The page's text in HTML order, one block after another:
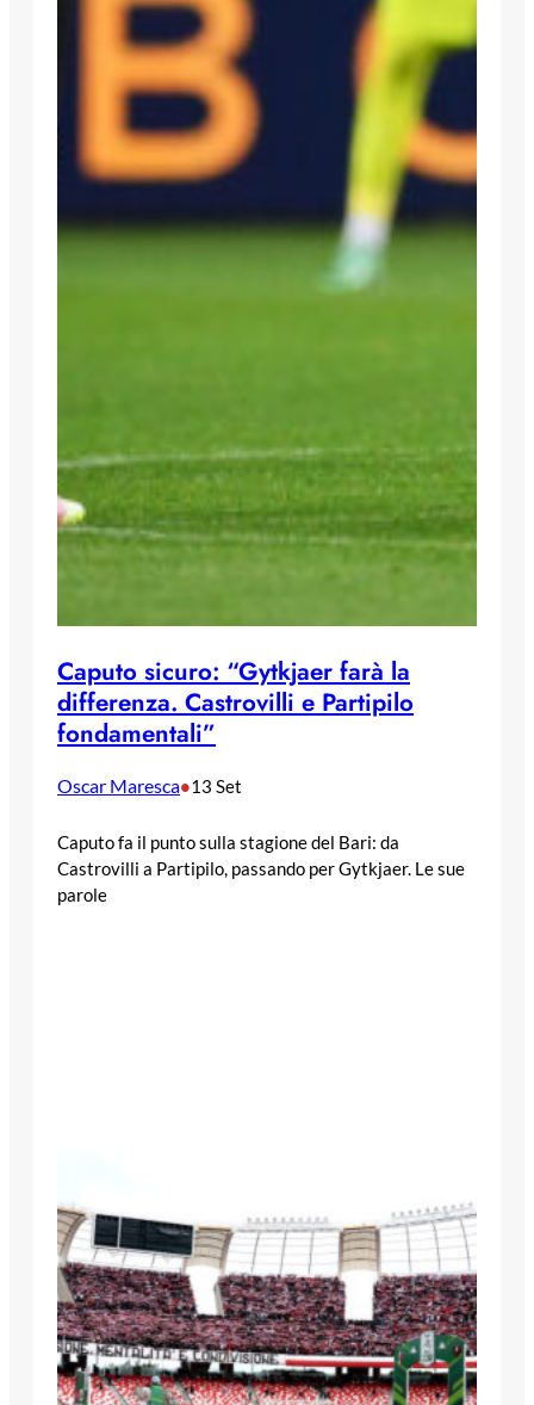
Caputo sicuro: “Gytkjaer farà la
differenza. Castrovilli e Partipilo
fondamentali”
Oscar Maresca•13 Set
Caputo fa il punto sulla stagione del Bari: da
Castrovilli a Partipilo, passando per Gytkjaer. Le sue
parole